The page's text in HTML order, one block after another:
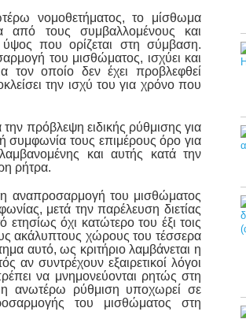
νομοθετήματος, το μίσθωμα
από τους συμβαλλομένους και
ύψος που ορίζεται στη σύμβαση.
του μισθώματος, ισχύει και
τον οποίο δεν έχει προβλεφθεί
την ισχύ του για χρόνο που
πρόβλεψη ειδικής ρύθμισης για
συμφωνία τους επιμέρους όρο για
και αυτής κατά την
ρήτρα.
του μισθώματος
μετά την παρέλευση διετίας
όχι κατώτερο του έξι τοις
ακάλυπτους χώρους του τέσσερα
αυτό, ως κριτήριο λαμβάνεται η
αν συντρέχουν εξαιρετικοί λόγοι
να μνημονεύονται ρητώς στη
η ανωτέρω ρύθμιση υποχωρεί σε
του μισθώματος στη